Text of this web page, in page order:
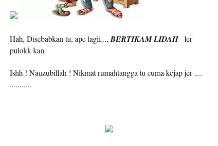
Hah, Disebabkan tu, ape lagii..., BERTIKAM LIDAH ler
pulokk kan
Ishh ! Nauzubillah ! Nikmat rumahtangga tu cuma kejap jer ....
...........